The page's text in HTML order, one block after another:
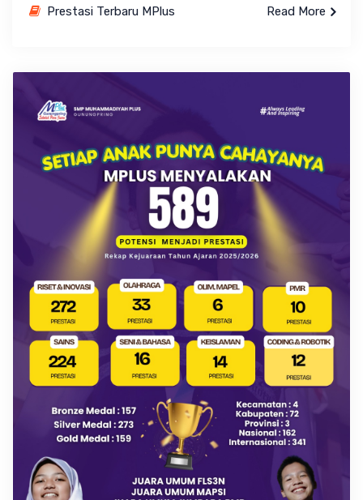
Prestasi Terbaru MPlus Read More